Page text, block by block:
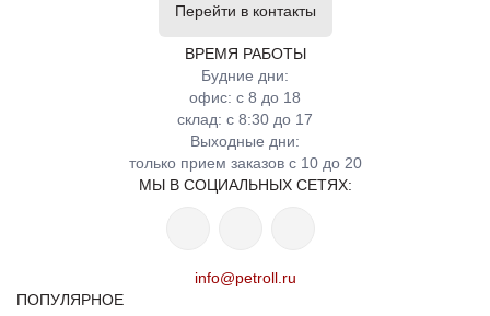
Перейти в контакты
ВРЕМЯ РАБОТЫ
Будние дни:
офис: с 8 до 18
склад: с 8:30 до 17
Выходные дни:
только прием заказов с 10 до 20
МЫ В СОЦИАЛЬНЫХ СЕТЯХ:
info@petroll.ru
ПОПУЛЯРНОЕ